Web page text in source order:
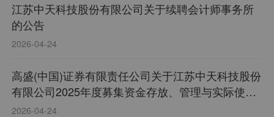
江苏中天科技股份有限公司关于续聘会计师事务所
的公告
2026-04-24
高盛(中国)证券有限责任公司关于江苏中天科技股份
有限公司2025年度募集资金存放、管理与实际使用
情况的核查意见
2026-04-24